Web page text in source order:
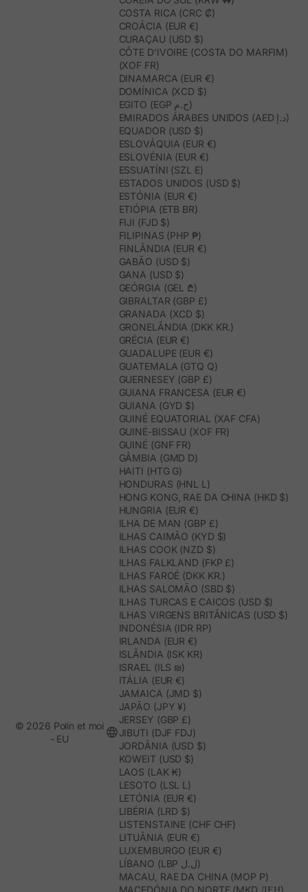
COSTA RICA (CRC ₡)
CROÁCIA (EUR €)
CURAÇAU (USD $)
CÔTE D’IVOIRE (COSTA DO MARFIM)
(XOF FR)
DINAMARCA (EUR €)
DOMÍNICA (XCD $)
EGITO (EGP ج.م)
EMIRADOS ÁRABES UNIDOS (AED د.إ)
EQUADOR (USD $)
ESLOVÁQUIA (EUR €)
ESLOVÉNIA (EUR €)
ESSUATÍNI (SZL E)
ESTADOS UNIDOS (USD $)
ESTÓNIA (EUR €)
ETIÓPIA (ETB BR)
FIJI (FJD $)
FILIPINAS (PHP ₱)
FINLÂNDIA (EUR €)
GABÃO (USD $)
GANA (USD $)
GEÓRGIA (GEL ₾)
GIBRALTAR (GBP £)
GRANADA (XCD $)
GRONELÂNDIA (DKK KR.)
GRÉCIA (EUR €)
GUADALUPE (EUR €)
GUATEMALA (GTQ Q)
GUERNESEY (GBP £)
GUIANA FRANCESA (EUR €)
GUIANA (GYD $)
GUINÉ EQUATORIAL (XAF CFA)
GUINÉ-BISSAU (XOF FR)
GUINÉ (GNF FR)
GÂMBIA (GMD D)
HAITI (HTG G)
HONDURAS (HNL L)
HONG KONG, RAE DA CHINA (HKD $)
HUNGRIA (EUR €)
ILHA DE MAN (GBP £)
ILHAS CAIMÃO (KYD $)
ILHAS COOK (NZD $)
ILHAS FALKLAND (FKP £)
ILHAS FAROÉ (DKK KR.)
ILHAS SALOMÃO (SBD $)
ILHAS TURCAS E CAICOS (USD $)
ILHAS VIRGENS BRITÂNICAS (USD $)
INDONÉSIA (IDR RP)
IRLANDA (EUR €)
ISLÂNDIA (ISK KR)
ISRAEL (ILS ₪)
ITÁLIA (EUR €)
JAMAICA (JMD $)
JAPÃO (JPY ¥)
JERSEY (GBP £)
JIBUTI (DJF FDJ)
JORDÂNIA (USD $)
KOWEIT (USD $)
LAOS (LAK ₭)
LESOTO (LSL L)
LETÓNIA (EUR €)
LIBÉRIA (LRD $)
LISTENSTAINE (CHF CHF)
LITUÂNIA (EUR €)
LUXEMBURGO (EUR €)
LÍBANO (LBP ل.ل)
MACAU, RAE DA CHINA (MOP P)
© 2026 Polín et moi
- EU